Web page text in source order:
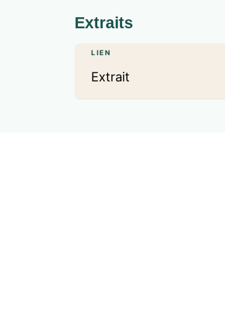
Extraits
LIEN
Extrait